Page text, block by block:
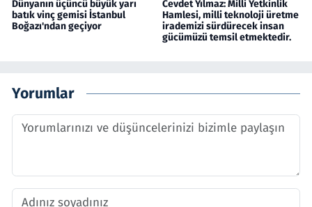
Dünyanın üçüncü büyük yarı
batık vinç gemisi İstanbul
Boğazı'ndan geçiyor
Cevdet Yılmaz: Milli Yetkinlik
Hamlesi, milli teknoloji üretme
irademizi sürdürecek insan
gücümüzü temsil etmektedir.
Yorumlar